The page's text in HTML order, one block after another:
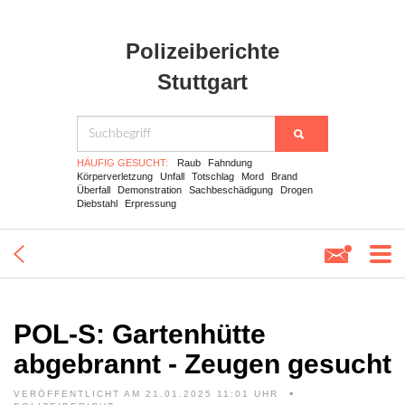
Polizeiberichte
Stuttgart
HÄUFIG GESUCHT: Raub
Fahndung
Körperverletzung
Unfall Totschlag Mord
Brand
Überfall
Demonstration Sachbeschädigung
Drogen
Diebstahl
Erpressung
POL-S: Gartenhütte
abgebrannt - Zeugen gesucht
VERÖFFENTLICHT AM 21.01.2025 11:01 UHR